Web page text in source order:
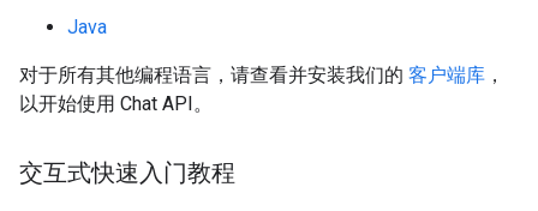
Java
对于所有其他编程语言，请查看并安装我们的 客户端库 ，
以开始使用 Chat API。
交互式快速入门教程